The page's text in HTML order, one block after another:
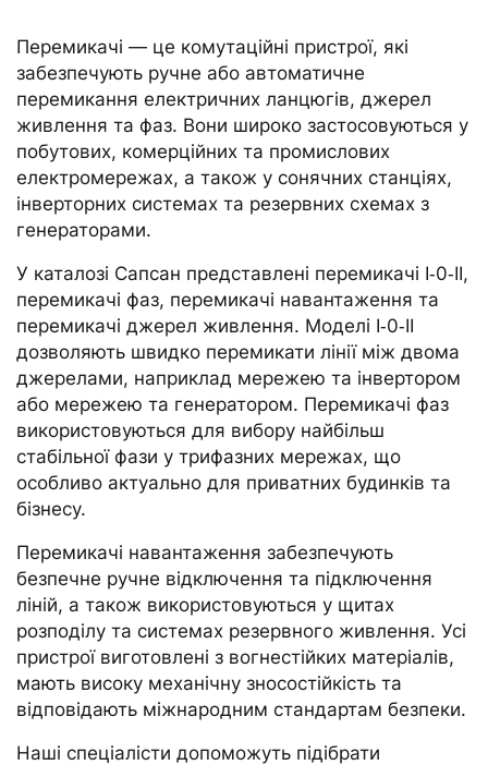
Перемикачі — це комутаційні пристрої, які
забезпечують ручне або автоматичне
перемикання електричних ланцюгів, джерел
живлення та фаз. Вони широко застосовуються у
побутових, комерційних та промислових
електромережах, а також у сонячних станціях,
інверторних системах та резервних схемах з
генераторами.
У каталозі Сапсан представлені перемикачі I‑0‑II,
перемикачі фаз, перемикачі навантаження та
перемикачі джерел живлення. Моделі I‑0‑II
дозволяють швидко перемикати лінії між двома
джерелами, наприклад мережею та інвертором
або мережею та генератором. Перемикачі фаз
використовуються для вибору найбільш
стабільної фази у трифазних мережах, що
особливо актуально для приватних будинків та
бізнесу.
Перемикачі навантаження забезпечують
безпечне ручне відключення та підключення
ліній, а також використовуються у щитах
розподілу та системах резервного живлення. Усі
пристрої виготовлені з вогнестійких матеріалів,
мають високу механічну зносостійкість та
відповідають міжнародним стандартам безпеки.
Наші спеціалісти допоможуть підібрати